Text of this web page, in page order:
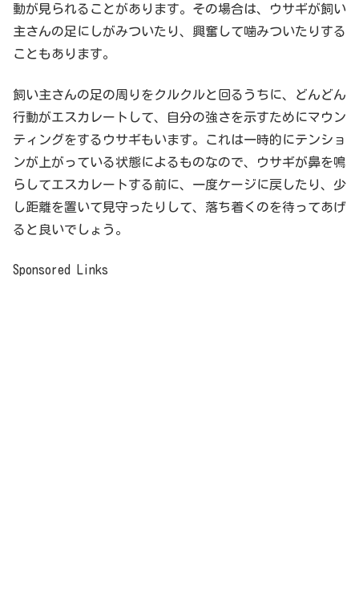
動が見られることがあります。その場合は、ウサギが飼い
主さんの足にしがみついたり、興奮して噛みついたりする
こともあります。
飼い主さんの足の周りをクルクルと回るうちに、どんどん
行動がエスカレートして、自分の強さを示すためにマウン
ティングをするウサギもいます。これは一時的にテンショ
ンが上がっている状態によるものなので、ウサギが鼻を鳴
らしてエスカレートする前に、一度ケージに戻したり、少
し距離を置いて見守ったりして、落ち着くのを待ってあげ
ると良いでしょう。
Sponsored Links